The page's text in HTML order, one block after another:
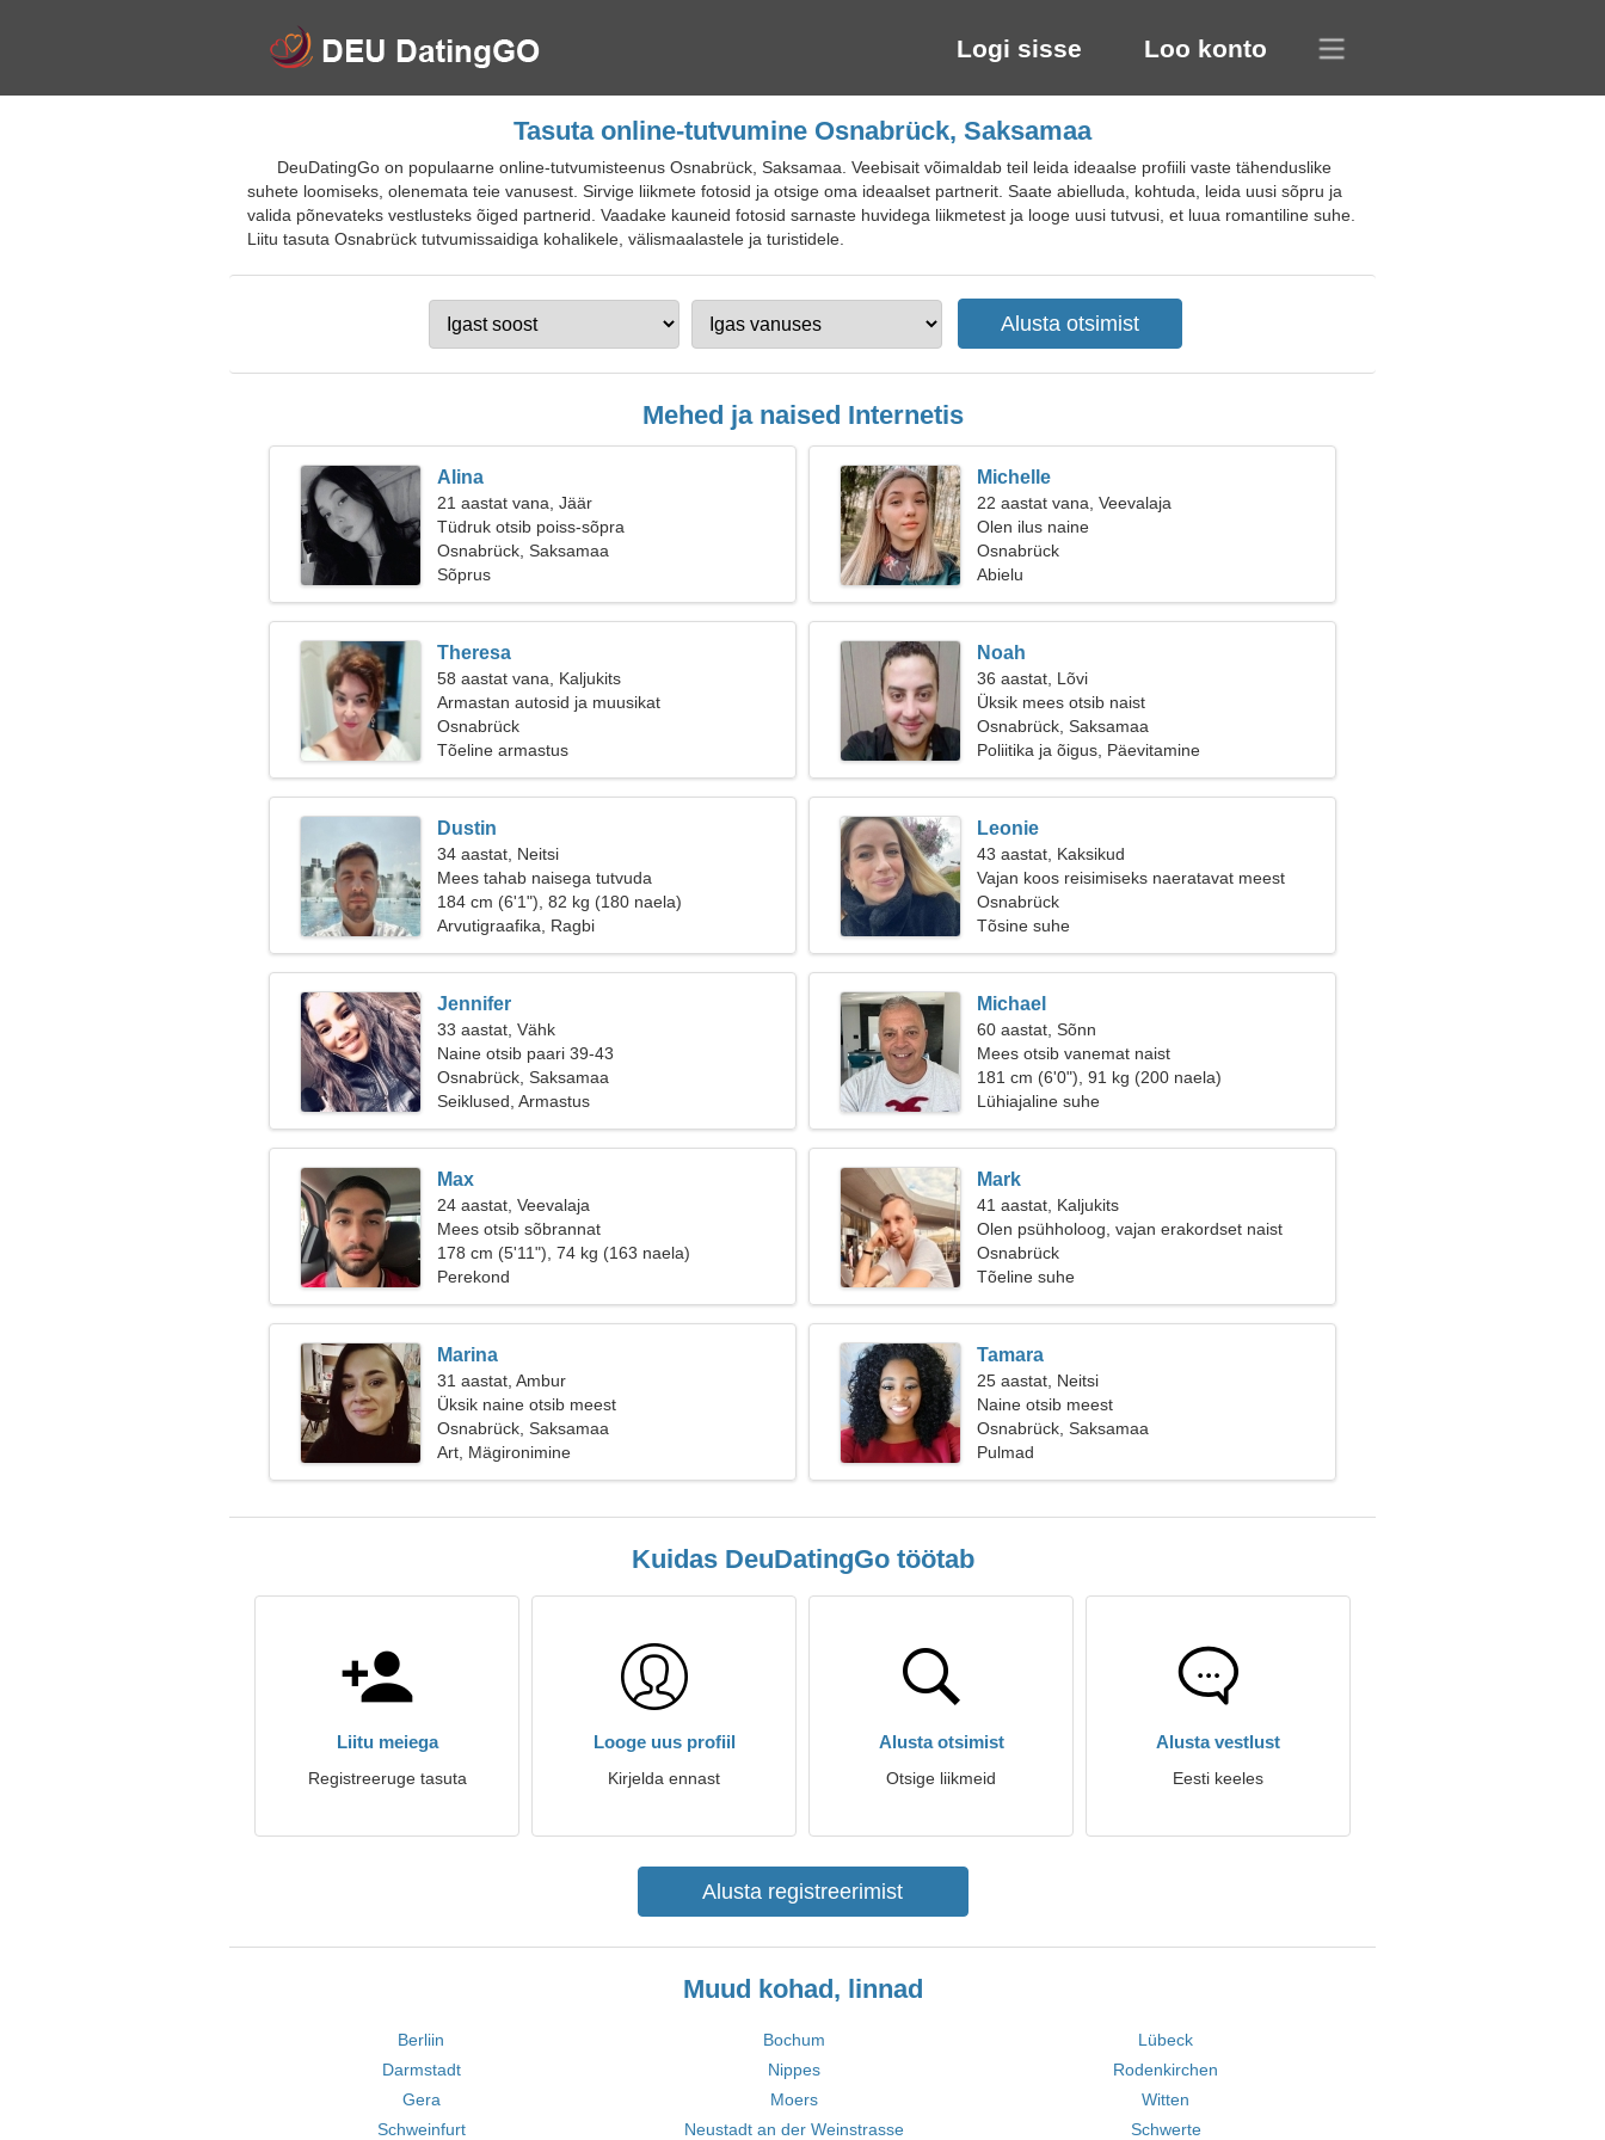
Logi sisse Loo konto
Tasuta online-tutvumine Osnabrück, Saksamaa
DeuDatingGo on populaarne online-tutvumisteenus Osnabrück, Saksamaa. Veebisait võimaldab teil leida ideaalse profiili vaste tähenduslike
suhete loomiseks, olenemata teie vanusest. Sirvige liikmete fotosid ja otsige oma ideaalset partnerit. Saate abielluda, kohtuda, leida uusi sõpru ja
valida põnevateks vestlusteks õiged partnerid. Vaadake kauneid fotosid sarnaste huvidega liikmetest ja looge uusi tutvusi, et luua romantiline suhe.
Liitu tasuta Osnabrück tutvumissaidiga kohalikele, välismaalastele ja turistidele.
Mehed ja naised Internetis
Alina
21 aastat vana, Jäär
Tüdruk otsib poiss-sõpra
Osnabrück, Saksamaa
Sõprus
Michelle
22 aastat vana, Veevalaja
Olen ilus naine
Osnabrück
Abielu
Theresa
58 aastat vana, Kaljukits
Armastan autosid ja muusikat
Osnabrück
Tõeline armastus
Noah
36 aastat, Lõvi
Üksik mees otsib naist
Osnabrück, Saksamaa
Poliitika ja õigus, Päevitamine
Dustin
34 aastat, Neitsi
Mees tahab naisega tutvuda
184 cm (6'1"), 82 kg (180 naela)
Arvutigraafika, Ragbi
Leonie
43 aastat, Kaksikud
Vajan koos reisimiseks naeratavat meest
Osnabrück
Tõsine suhe
Jennifer
33 aastat, Vähk
Naine otsib paari 39-43
Osnabrück, Saksamaa
Seiklused, Armastus
Michael
60 aastat, Sõnn
Mees otsib vanemat naist
181 cm (6'0"), 91 kg (200 naela)
Lühiajaline suhe
Max
24 aastat, Veevalaja
Mees otsib sõbrannat
178 cm (5'11"), 74 kg (163 naela)
Perekond
Mark
41 aastat, Kaljukits
Olen psühholoog, vajan erakordset naist
Osnabrück
Tõeline suhe
Marina
31 aastat, Ambur
Üksik naine otsib meest
Osnabrück, Saksamaa
Art, Mägironimine
Tamara
25 aastat, Neitsi
Naine otsib meest
Osnabrück, Saksamaa
Pulmad
Kuidas DeuDatingGo töötab
Liitu meiega
Registreeruge tasuta
Looge uus profiil
Kirjelda ennast
Alusta otsimist
Otsige liikmeid
Alusta vestlust
Eesti keeles
Alusta registreerimist
Muud kohad, linnad
Berliin Bochum
Lübeck
Darmstadt
Nippes
Rodenkirchen
Gera
Moers
Witten
Schweinfurt
Neustadt an der Weinstrasse Schwerte